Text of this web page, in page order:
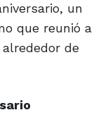
un
que reunió a
de